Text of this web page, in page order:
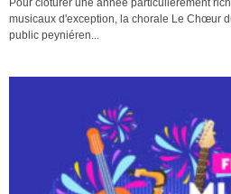
Pour clôturer une année particulièrement
musicaux d'exception, la chorale Le Chœur
public peyniéren...